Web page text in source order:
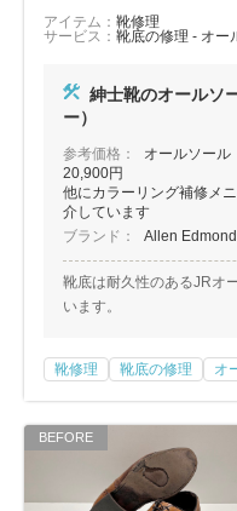
アイテム： 靴修理
サービス： 靴底の修理 - オー
紳士靴のオールソ
ー）
参考価格：
オールソー
20,900円
他にカラーリング補修メ
介しています
ブランド：
Allen
靴底は耐久性のあるJRオ
います。
靴修理 靴底の修理 オ